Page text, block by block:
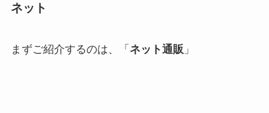
ネット
まずご紹介するのは、「 ネット通販 」